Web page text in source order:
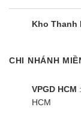
Kho Thanh
CHI NHÁNH
VPGD HCM
HCM